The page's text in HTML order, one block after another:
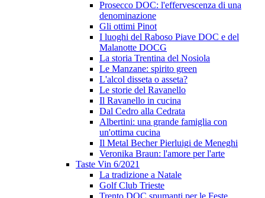
Prosecco DOC: l'effervescenza di una
denominazione
Gli ottimi Pinot
I luoghi del Raboso Piave DOC e del
Malanotte DOCG
La storia Trentina del Nosiola
Le Manzane: spirito green
L'alcol disseta o asseta?
Le storie del Ravanello
Il Ravanello in cucina
Dal Cedro alla Cedrata
Albertini: una grande famiglia con
un'ottima cucina
Il Metal Becher Pierluigi de Meneghi
Veronika Braun: l'amore per l'arte
Taste Vin 6/2021
La tradizione a Natale
Golf Club Trieste
Trento DOC spumanti per le Feste